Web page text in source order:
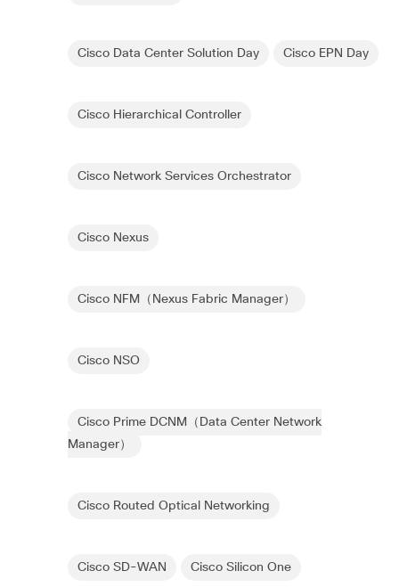
Cisco Data Center Solution Day Cisco EPN Day
Cisco Hierarchical Controller
Cisco Network Services Orchestrator
Cisco Nexus
Cisco NFM（Nexus Fabric Manager）
Cisco NSO
Cisco Prime DCNM（Data Center Network
Manager）
Cisco Routed Optical Networking
Cisco SD-WAN Cisco Silicon One